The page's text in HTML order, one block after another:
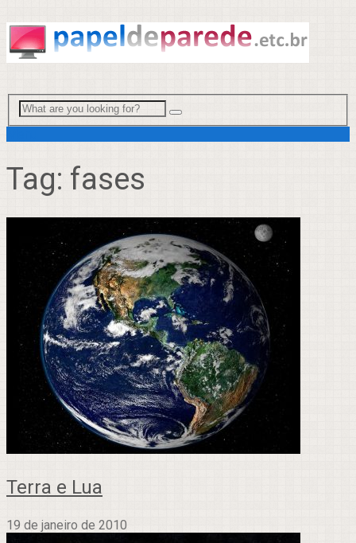
Tag: fases
Terra e Lua
19 de janeiro de 2010